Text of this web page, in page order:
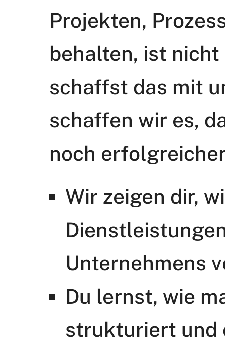
Projekten,
behalten, ist
schaffst das mit
schaffen wir es,
noch
Wir zeigen dir,
Unternehmens
Du lernst, wie
strukturiert und